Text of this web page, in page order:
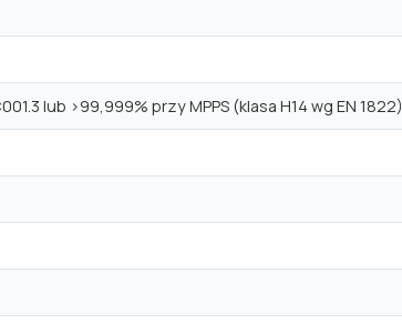
lub >99,999% przy MPPS (klasa H14 wg EN 1822)